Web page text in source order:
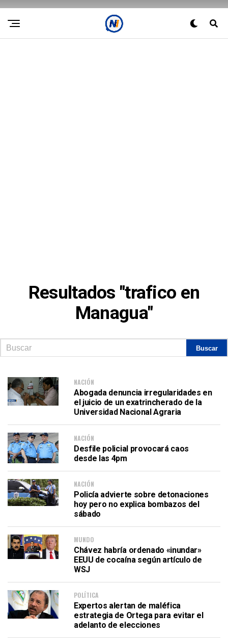
Resultados "trafico en
Managua"
NACIÓN
Abogada denuncia irregularidades en
el juicio de un exatrincherado de la
Universidad Nacional Agraria
NACIÓN
Desfile policial provocará caos
desde las 4pm
NACIÓN
Policía advierte sobre detonaciones
hoy pero no explica bombazos del
sábado
MUNDO
Chávez habría ordenado «inundar»
EEUU de cocaína según artículo de
WSJ
POLÍTICA
Expertos alertan de maléfica
estrategia de Ortega para evitar el
adelanto de elecciones